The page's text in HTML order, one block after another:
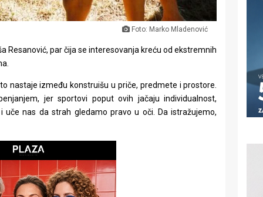
Foto: Marko Mladenović
Resanović, par čija se interesovanja kreću od ekstremnih
nastaje između konstruišu u priče, predmete i prostore.
jer sportovi poput ovih jačaju individualnost,
nas da strah gledamo pravo u oči. Da istražujemo,